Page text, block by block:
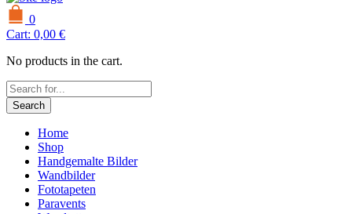
0
Cart: 0,00 €
No products in the cart.
Search
Home
Shop
Handgemalte Bilder
Wandbilder
Fototapeten
Paravents